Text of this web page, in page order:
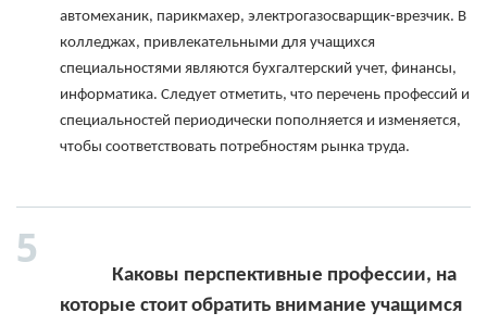
автомеханик, парикмахер, электрогазосварщик-врезчик. В
колледжах, привлекательными для учащихся
специальностями являются бухгалтерский учет, финансы,
информатика. Следует отметить, что перечень профессий и
специальностей периодически пополняется и изменяется,
чтобы соответствовать потребностям рынка труда.
которые стоит обратить внимание учащимся